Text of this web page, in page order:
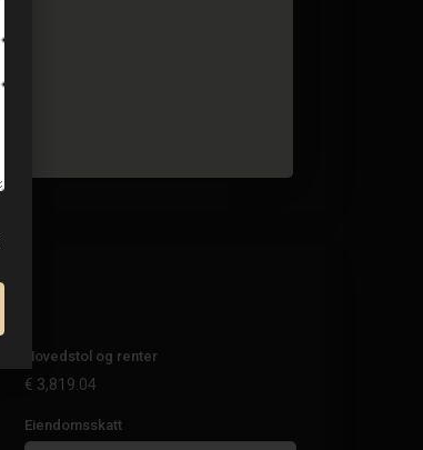
Hovedstol og renter
€ 3,819.04
Eiendomsskatt